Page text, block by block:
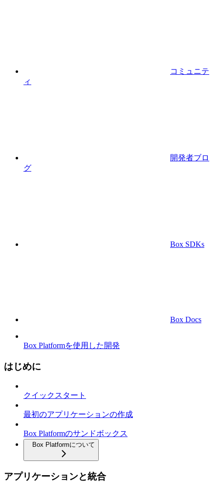
コミュニテ
ィ
開発者ブロ
グ
Box SDKs
Box Docs
Box Platformを使用した開発
はじめに
クイックスタート
最初のアプリケーションの作成
Box Platformのサンドボックス
Box Platformについて
アプリケーションと統合